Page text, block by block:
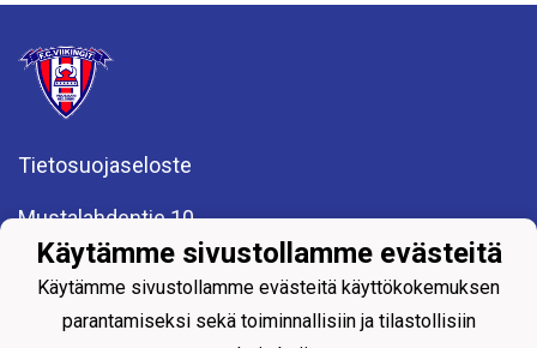
Tietosuojaseloste
Mustalahdentie 10
00960 Helsinki
2. krs (summeri)
P. 0400 317 230
fcviikingit@fcviikingit.com
Käytämme sivustollamme evästeitä
Käytämme sivustollamme evästeitä käyttökokemuksen
parantamiseksi sekä toiminnallisiin ja tilastollisiin